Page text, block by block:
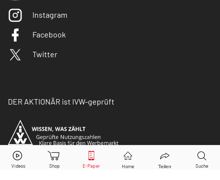
Instagram
Facebook
Twitter
DER AKTIONÄR ist IVW-geprüft